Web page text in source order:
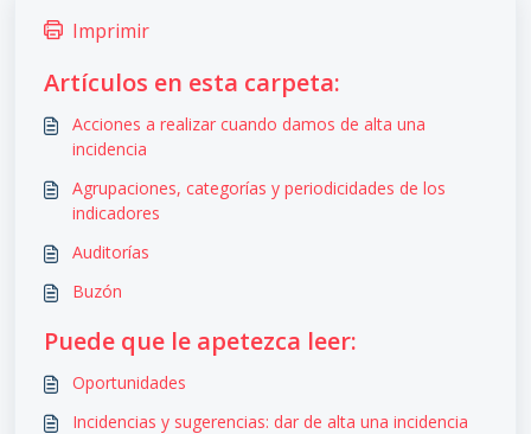
Imprimir
Artículos en esta carpeta:
Acciones a realizar cuando damos de alta una
incidencia
Agrupaciones, categorías y periodicidades de los
indicadores
Auditorías
Buzón
Puede que le apetezca leer:
Oportunidades
Incidencias y sugerencias: dar de alta una incidencia